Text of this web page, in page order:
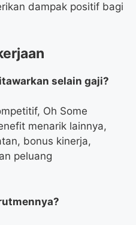
dampak positif bagi
selain gaji?
Oh Some
menarik lainnya,
bonus kinerja,
peluang